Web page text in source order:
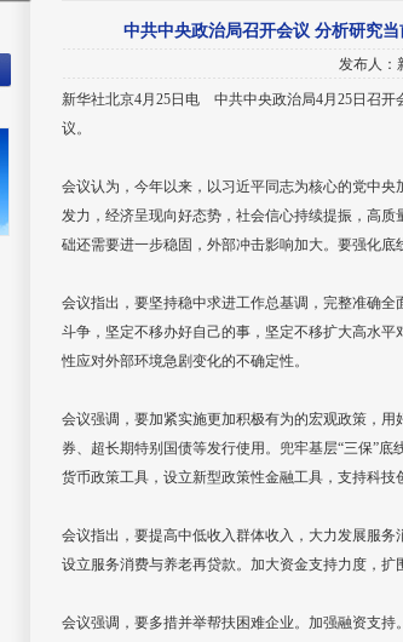
中共中央政治局召开会议 分析研究
发布人：
新华社北京4月25日电 中共中央政治局4月25日召
议。
会议认为，今年以来，以习近平同志为核心的党中
发力，经济呈现向好态势，社会信心持续提振，高
础还需要进一步稳固，外部冲击影响加大。要强化底
会议指出，要坚持稳中求进工作总基调，完整准确
斗争，坚定不移办好自己的事，坚定不移扩大高水
性应对外部环境急剧变化的不确定性。
会议强调，要加紧实施更加积极有为的宏观政策，
券、超长期特别国债等发行使用。兜牢基层“三保”
货币政策工具，设立新型政策性金融工具，支持科技
会议指出，要提高中低收入群体收入，大力发展服
设立服务消费与养老再贷款。加大资金支持力度，扩
会议强调，要多措并举帮扶困难企业。加强融资支